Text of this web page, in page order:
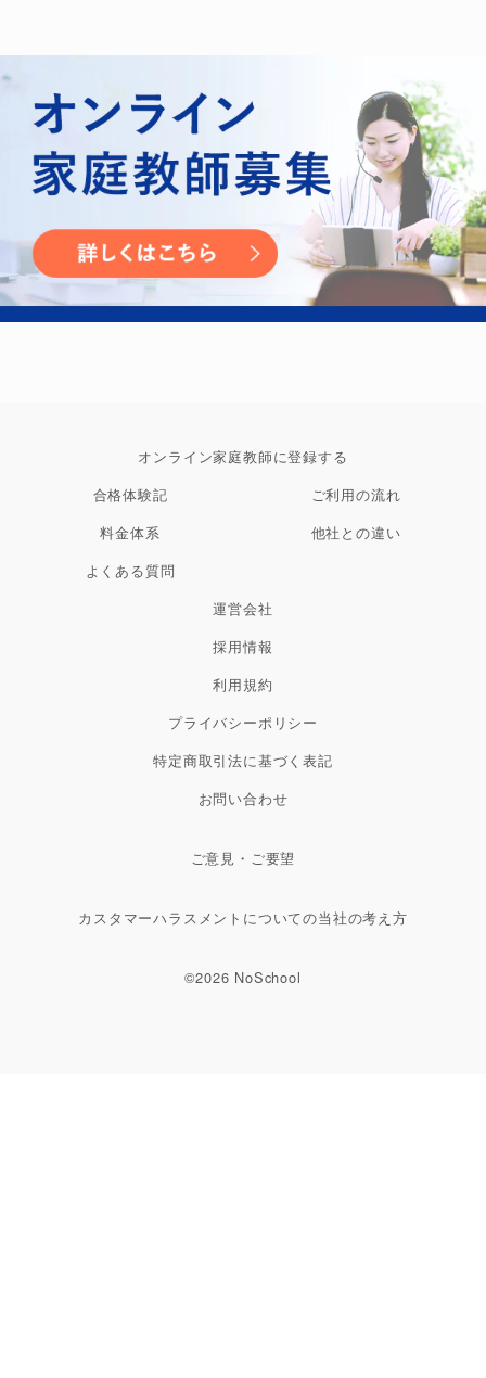
オンライン家庭教師に登録する
合格体験記
ご利用の流れ
料金体系
他社との違い
よくある質問
運営会社
採用情報
利用規約
プライバシーポリシー
特定商取引法に基づく表記
お問い合わせ
ご意見・ご要望
カスタマーハラスメントについての当社の考え方
©2026 NoSchool